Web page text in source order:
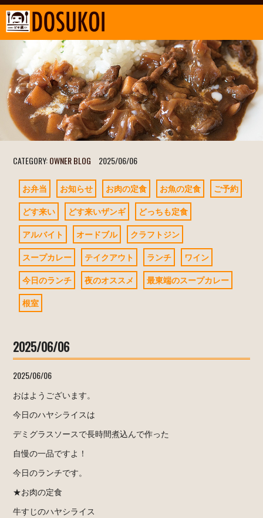
CATEGORY:OWNER BLOG 2025/06/06
お弁当 お知らせ お肉の定食 お魚の定食
ご予約
どす来い
どす来いザンギ
どっちも定食
アルバイト
オードブル
クラフトジン
スープカレー
テイクアウト ランチ
ワイン
今日のランチ
夜のオススメ
最東端のスープカレー
根室
2025/06/06
2025/06/06
おはようございます。
今日のハヤシライスは
デミグラスソースで長時間煮込んで作った
自慢の一品ですよ！
今日のランチです。
★お肉の定食
牛すじのハヤシライス